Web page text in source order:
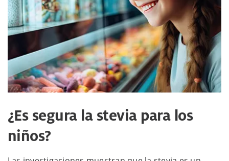
¿Es segura la stevia para los
niños?